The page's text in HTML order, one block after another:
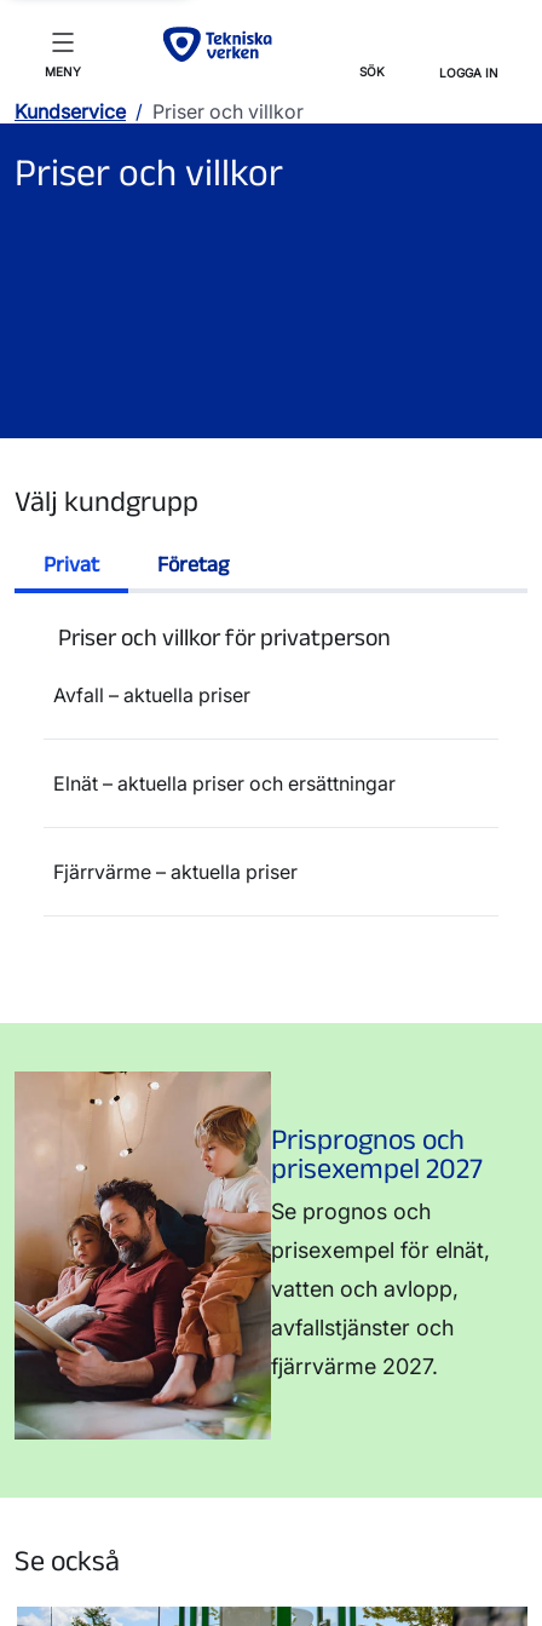
MENY SÖK LOGGA IN
Kundservice / Priser och villkor
Priser och villkor
Välj kundgrupp
Privat Företag
Priser och villkor för privatperson
Avfall – aktuella priser
Elnät – aktuella priser och ersättningar
Fjärrvärme – aktuella priser
Prisprognos och
prisexempel 2027
Se prognos och
prisexempel för elnät,
vatten och avlopp,
avfallstjänster och
fjärrvärme 2027.
Se också